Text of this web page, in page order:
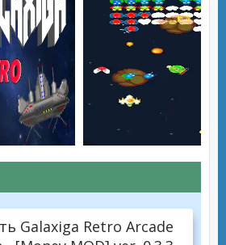
Galaxiga Retro Arcade